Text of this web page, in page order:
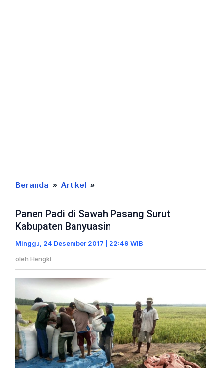
Beranda » Artikel »
Padi
di
Sawah
Pasang
Kabupaten
Banyuasin
Panen Padi di Sawah Pasang Surut
Kabupaten Banyuasin
Minggu, 24 Desember 2017 | 22:49 WIB
oleh Hengki